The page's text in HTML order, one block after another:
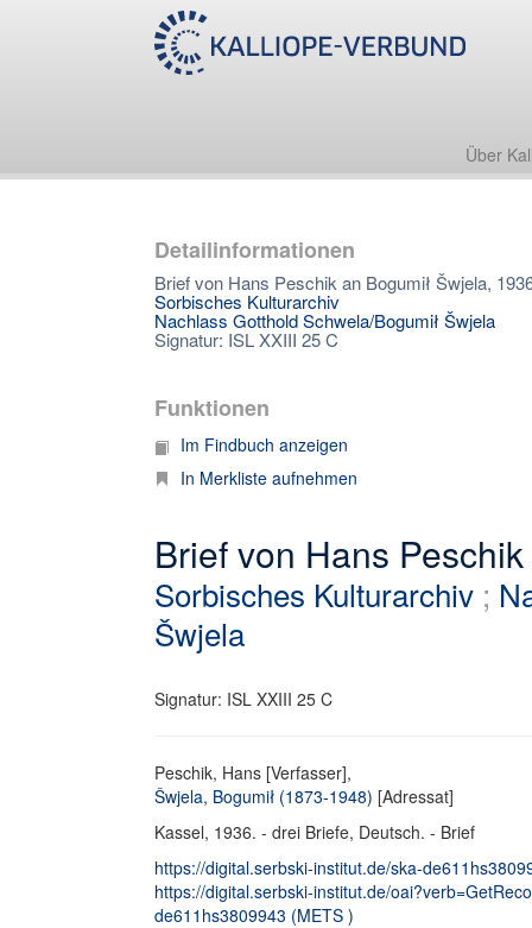
Über
Detailinformationen
Brief von Hans Peschik an Bogumił Šwjela,
Sorbisches Kulturarchiv
Nachlass Gotthold Schwela/Bogumił Šwjela
Signatur: ISL XXIII 25 C
Funktionen
Im Findbuch anzeigen
In Merkliste aufnehmen
Brief von Hans
Sorbisches Kulturarchiv ;
Šwjela
Signatur: ISL XXIII 25 C
Peschik, Hans [Verfasser],
Šwjela, Bogumił (1873-1948) [Adressat]
Kassel, 1936. - drei Briefe, Deutsch. - Brief
https://digital.serbski-institut.de/ska-
https://digital.serbski-institut.de/
de611hs3809943 (METS )